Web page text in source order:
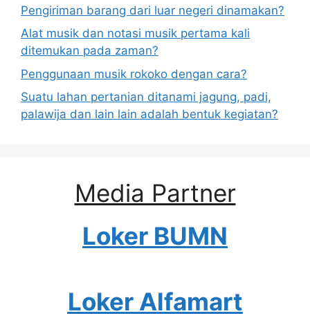
Pengiriman barang dari luar negeri dinamakan?
Alat musik dan notasi musik pertama kali
ditemukan pada zaman?
Penggunaan musik rokoko dengan cara?
Suatu lahan pertanian ditanami jagung, padi,
palawija dan lain lain adalah bentuk kegiatan?
Media Partner
Loker BUMN
Loker Alfamart